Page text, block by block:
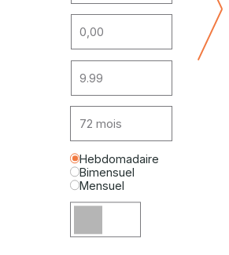
Hebdomadaire
Bimensuel
Mensuel